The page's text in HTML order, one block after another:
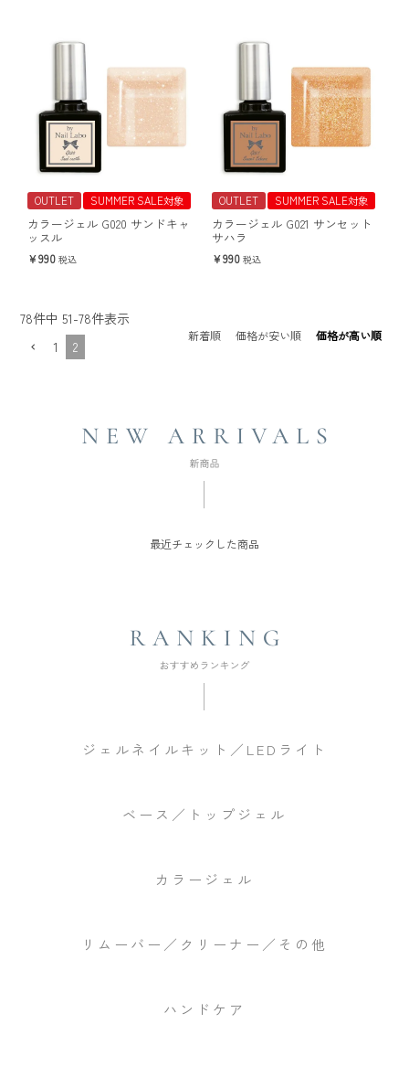
OUTLET SUMMER SALE対象
カラージェル G020 サンドキャ
ッスル
990 税込
OUTLET SUMMER SALE対象
カラージェル G021 サンセット
サハラ
990 税込
新着順 価格が安い順 価格が高い順
78件中 51-78件表示
1
2
最近チェックした商品
ジェルネイルキット／LEDライト
ベース／トップジェル
カラージェル
リムーバー／クリーナー／その他
ハンドケア